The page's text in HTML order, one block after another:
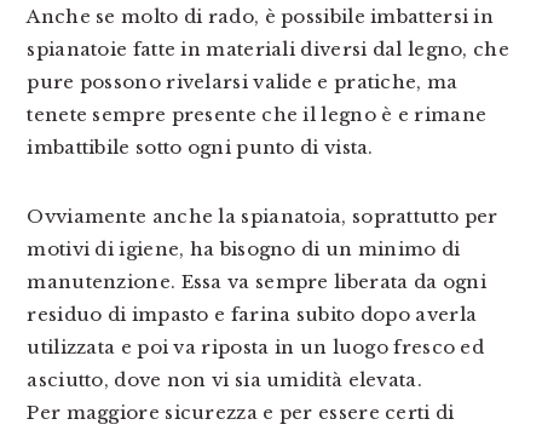
Anche se molto di rado, è possibile imbattersi in
spianatoie fatte in materiali diversi dal legno, che
pure possono rivelarsi valide e pratiche, ma
tenete sempre presente che il legno è e rimane
imbattibile sotto ogni punto di vista.
Ovviamente anche la spianatoia, soprattutto per
motivi di igiene, ha bisogno di un minimo di
manutenzione. Essa va sempre liberata da ogni
residuo di impasto e farina subito dopo averla
utilizzata e poi va riposta in un luogo fresco ed
asciutto, dove non vi sia umidità elevata.
Per maggiore sicurezza e per essere certi di